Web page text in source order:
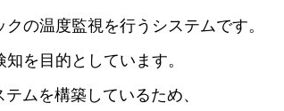
の温度監視を行うシステムです。
を目的としています。
ムを構築しているため、